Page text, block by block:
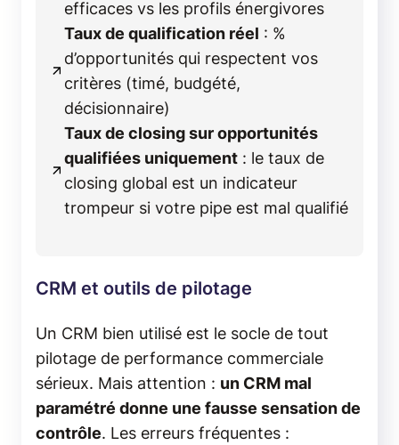
efficaces vs les profils énergivores
Taux de qualification réel : %
d’opportunités qui respectent vos
critères (timé, budgété,
décisionnaire)
Taux de closing sur opportunités
qualifiées uniquement : le taux de
closing global est un indicateur
trompeur si votre pipe est mal qualifié
CRM et outils de pilotage
Un CRM bien utilisé est le socle de tout
pilotage de performance commerciale
sérieux. Mais attention : un CRM mal
paramétré donne une fausse sensation de
contrôle. Les erreurs fréquentes :